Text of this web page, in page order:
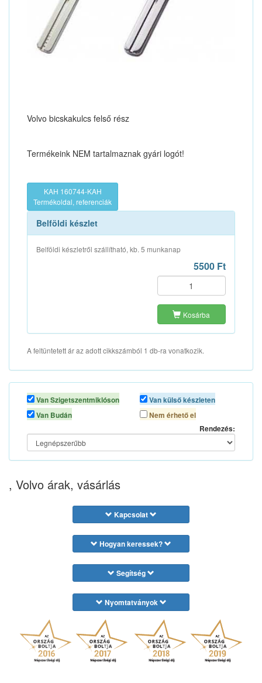
Volvo bicskakulcs felső rész
Termékeink NEM tartalmaznak gyári logót!
KAH 160744-KAH
Termékoldal, referenciák
Belföldi készlet
Belföldi készletről szállítható, kb. 5 munkanap
5500 Ft
Kosárba
A feltüntetett ár az adott cikkszámból 1 db-ra vonatkozik.
Van Szigetszentmiklóson
Van Budán
Van külső készleten
Nem érhető el
Rendezés:
, Volvo árak, vásárlás
Kapcsolat
Hogyan keressek?
Segítség
Nyomtatványok